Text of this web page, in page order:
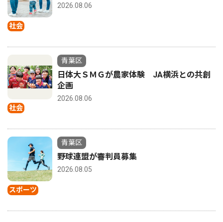
社会
2026.08.06
社会
青葉区
日体大ＳＭＧが農家体験 JA横浜との共創
企画
2026.08.06
スポーツ
青葉区
野球連盟が審判員募集
2026.08.05